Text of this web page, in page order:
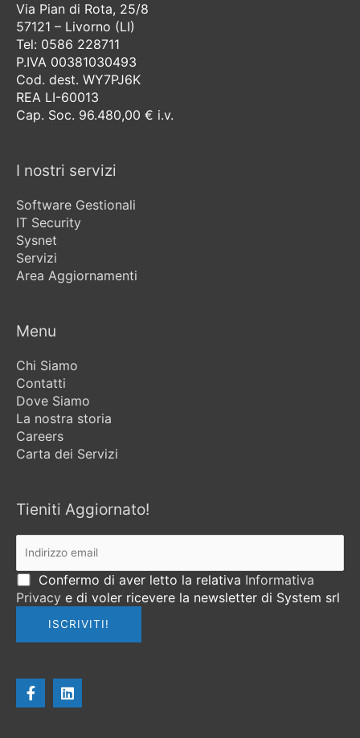
Via Pian di Rota, 25/8
57121 – Livorno (LI)
Tel: 0586 228711
P.IVA 00381030493
Cod. dest. WY7PJ6K
REA LI-60013
Cap. Soc. 96.480,00 € i.v.
I nostri servizi
Software Gestionali
IT Security
Sysnet
Servizi
Area Aggiornamenti
Menu
Chi Siamo
Contatti
Dove Siamo
La nostra storia
Careers
Carta dei Servizi
Tieniti Aggiornato!
Confermo di aver letto la relativa Informativa
Privacy e di voler ricevere la newsletter di System srl
F
a
c
L
i
n